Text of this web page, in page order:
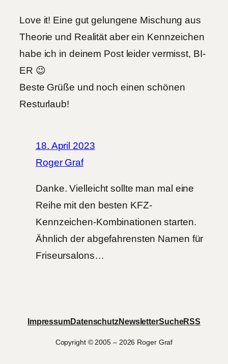
Love it! Eine gut gelungene Mischung aus
Theorie und Realität aber ein Kennzeichen
habe ich in deinem Post leider vermisst, BI-
ER 😉
Beste Grüße und noch einen schönen
Resturlaub!
18. April 2023
Roger Graf
Danke. Vielleicht sollte man mal eine
Reihe mit den besten KFZ-
Kennzeichen-Kombinationen starten.
Ähnlich der abgefahrensten Namen für
Friseursalons…
ImpressumDatenschutzNewsletterSucheRSS
Copyright © 2005 – 2026 Roger Graf